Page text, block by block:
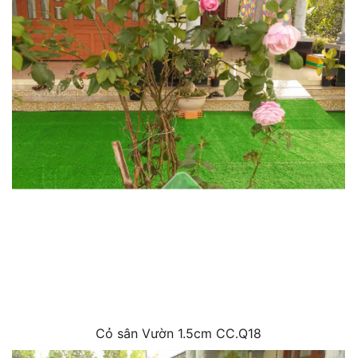
Cỏ sân Vườn 1.5cm CC.Q18